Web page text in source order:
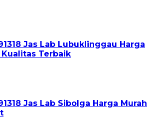
Jas Lab Lubuklinggau Harga
Terbaik
Jas Lab Sibolga Harga Murah